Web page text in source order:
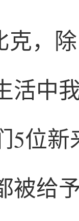
克，
活中
5位
被给